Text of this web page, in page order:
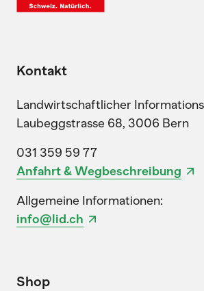
Kontakt
Landwirtschaftlicher
Laubeggstrasse 68, 3006 Bern
031 359 59 77
Anfahrt & Wegbeschreibung
Allgemeine Informationen:
info@lid.ch
Shop